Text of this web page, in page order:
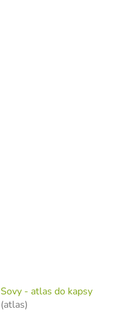
Sovy - atlas do kapsy
(atlas)